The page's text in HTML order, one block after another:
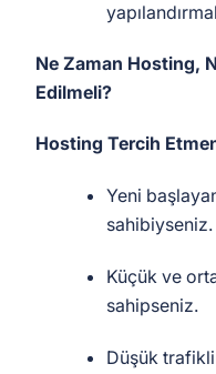
Ne Zaman Hosting,
Edilmeli?
Hosting Tercih
Yeni
sahibiyseniz.
Küçük ve
sahipseniz.
Düşük